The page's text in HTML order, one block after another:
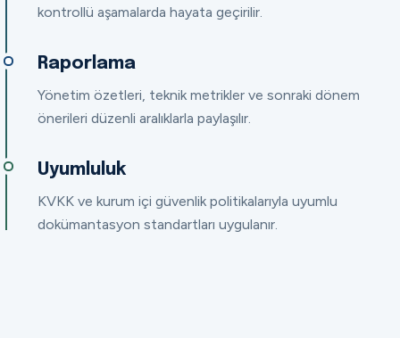
kontrollü aşamalarda hayata geçirilir.
Raporlama
Yönetim özetleri, teknik metrikler ve sonraki dönem
önerileri düzenli aralıklarla paylaşılır.
Uyumluluk
KVKK ve kurum içi güvenlik politikalarıyla uyumlu
dokümantasyon standartları uygulanır.